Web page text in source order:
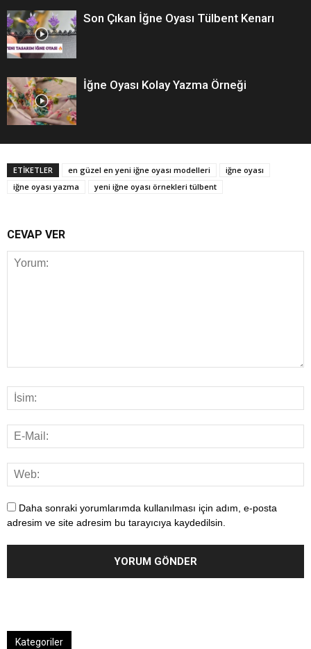
Son Çıkan İğne Oyası Tülbent Kenarı
İğne Oyası Kolay Yazma Örneği
ETİKETLER en güzel en yeni iğne oyası modelleri
iğne oyası
iğne oyası yazma
yeni iğne oyası örnekleri tülbent
CEVAP VER
Daha sonraki yorumlarımda kullanılması için adım, e-posta
adresim ve site adresim bu tarayıcıya kaydedilsin.
Kategoriler